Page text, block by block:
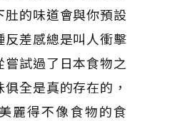
的味道會與你預設
反差感總是叫人衝擊
試過了日本食物之
全是真的存在的，
麗得不像食物的食